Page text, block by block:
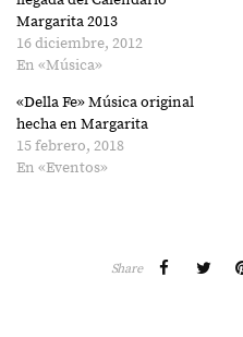
Margarita 2013
16 diciembre, 2012
En «Música»
«Della Fe» Música original
hecha en Margarita
15 febrero, 2018
En «Eventos»
Share